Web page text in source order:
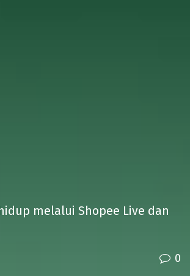
melalui Shopee Live dan
0